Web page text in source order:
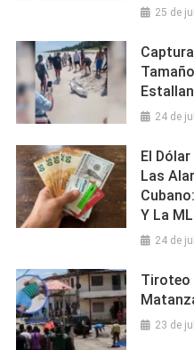
25 de
Estallan
24 de
El
Las
Y La
24 de
Tiroteo
23 de